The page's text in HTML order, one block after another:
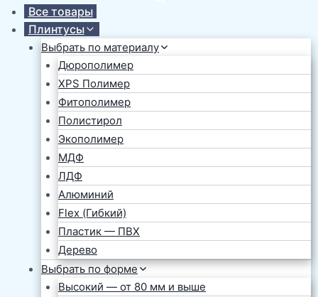
Все товары
Плинтусы
Выбрать по материалу
Дюрополимер
XPS Полимер
Фитополимер
Полистирол
Экополимер
МДФ
ЛДФ
Алюминий
Flex (Гибкий)
Пластик — ПВХ
Дерево
Выбрать по форме
Высокий — от 80 мм и выше